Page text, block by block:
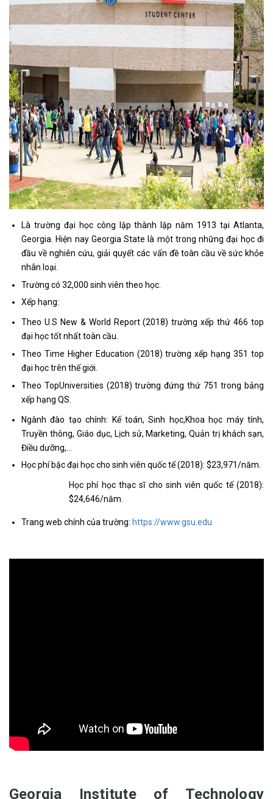
Là trường đại học công lập thành lập năm 1913 tại Atlanta,
Georgia. Hiện nay Georgia State là một trong những đại học đi
đầu về nghiên cứu, giải quyết các vấn đề toàn cầu về sức khỏe
nhân loại.
Trường có 32,000 sinh viên theo học.
Xếp hạng:
Theo U.S New & World Report (2018) trường xếp thứ 466 top
đại học tốt nhất toàn cầu.
Theo Time Higher Education (2018) trường xếp hạng 351 top
đại học trên thế giới.
Theo TopUniversities (2018) trường đứng thứ 751 trong bảng
xếp hạng QS.
Ngành đào tạo chính: Kế toán, Sinh học,Khoa học máy tính,
Truyền thông, Giáo dục, Lịch sử, Marketing, Quản trị khách sạn,
Điều dưỡng,…
Học phí bậc đại học cho sinh viên quốc tế (2018): $23,971/năm.
Học phí học thạc sĩ cho sinh viên quốc tế (2018):
$24,646/năm.
Trang web chính của trường: https://www.gsu.edu
Georgia Institute of Technology